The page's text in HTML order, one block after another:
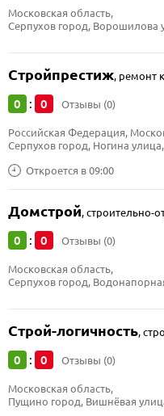
Московская область,
Серпухов город, Ворошилова
Стройпрестиж, ремонт
0 : 0 Отзывы (0)
Откроется в 09:00
Российская Федерация,
Серпухов город, Ногина улица,
Домстрой,строительно-
0 : 0 Отзывы (0)
Московская область,
Серпухов город,
Строй-логичность,
0 : 0 Отзывы (0)
Московская область,
Пущино город, Вишнёвая